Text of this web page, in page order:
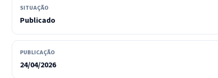
SITUAÇÃO
Publicado
PUBLICAÇÃO
24/04/2026